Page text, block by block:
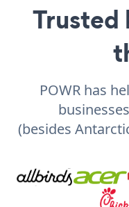
Trusted
POWR has
(besides